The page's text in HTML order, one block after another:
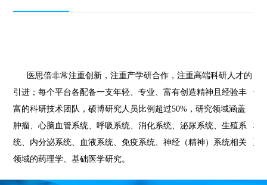
医思倍非常注重创新，注重产学研合作，注重高端科研人才的
引进；每个平台各配备一支年轻、专业、富有创造精神且经验丰
富的科研技术团队，硕博研究人员比例超过50%，研究领域涵盖
肿瘤、心脑血管系统、呼吸系统、消化系统、泌尿系统、生殖系
统、内分泌系统、血液系统、免疫系统、神经（精神）系统相关
领域的药理学、基础医学研究。
合
和